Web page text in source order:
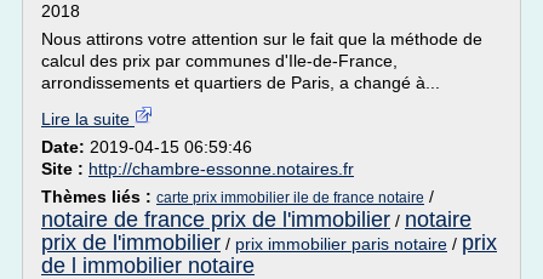
2018
Nous attirons votre attention sur le fait que la méthode de
calcul des prix par communes d'Ile-de-France,
arrondissements et quartiers de Paris, a changé à...
Lire la suite
Date: 2019-04-15 06:59:46
Site : http://chambre-essonne.notaires.fr
Thèmes liés : carte prix immobilier ile de france notaire /
notaire de france prix de l'immobilier / notaire
prix de l'immobilier / prix immobilier paris notaire / prix
de l immobilier notaire